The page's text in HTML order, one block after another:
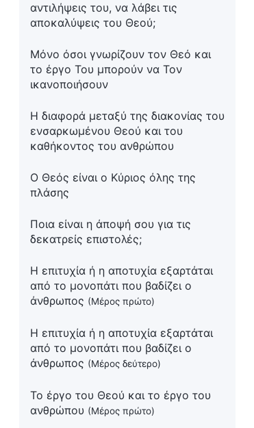
αντιλήψεις του, να λάβει τις
αποκαλύψεις του Θεού;
Μόνο όσοι γνωρίζουν τον Θεό και
το έργο Του μπορούν να Τον
ικανοποιήσουν
Η διαφορά μεταξύ της διακονίας του
ενσαρκωμένου Θεού και του
καθήκοντος του ανθρώπου
Ο Θεός είναι ο Κύριος όλης της
πλάσης
Ποια είναι η άποψή σου για τις
δεκατρείς επιστολές;
Η επιτυχία ή η αποτυχία εξαρτάται
από το μονοπάτι που βαδίζει ο
άνθρωπος (Μέρος πρώτο)
Η επιτυχία ή η αποτυχία εξαρτάται
από το μονοπάτι που βαδίζει ο
άνθρωπος (Μέρος δεύτερο)
Το έργο του Θεού και το έργο του
ανθρώπου (Μέρος πρώτο)